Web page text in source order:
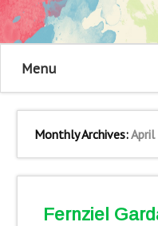
Menu
Monthly Archives:
Fernziel